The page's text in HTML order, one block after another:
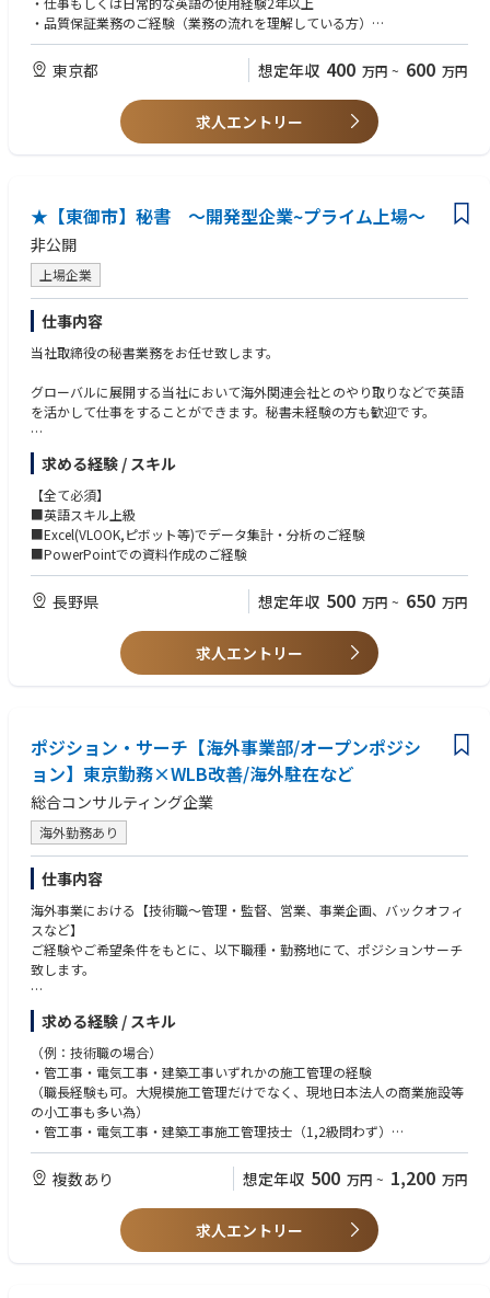
くことができます。
※海外メーカーとのWeb会議は朝または夜に実施することが多く、深夜ま
でかかることは基本的にありません。
も立ち上げ、事業拡大を進めております。
教育制度・研修
自社製品についてのE-Learning、テキスト教材あり
OJT中心
・品質保証業務のご経験（業務の流れを理解している方）
歓迎要件
・医療機器関連会社での品質保証業務の経験
・営利目的ではなく、優良な医療を届けるための医療機器ビジネスに関わ
・周りを巻き込んだコミュニケーションが得意な方
・チームや他部門と協力しながら目的を達成できる方
・ゴールに対して、最適解を一緒に考えていける方
東京都 想定年収 400 万円 ~ 600 万円
求人エントリー
★【東御市】秘書 ～開発型企業~プライム上場～
非公開
上場企業
仕事内容
当社取締役の秘書業務をお任せ致します。
グローバルに展開する当社において海外関連会社とのやり取りなどで英語
を活かして仕事をすることができます。秘書未経験の方も歓迎です。
<具体的な業務内容>
来客対応、スケジュール管理、文書・資料作成、部門間調整、英文通訳、
その他庶務。コーポレート部門（環境推進部署）における、社内調整なら
びに資料作成（PowerPointとExcel）をお任せします。
【中途採用者が活躍できる環境】社員の約半数は中途入社。そのため受け
め社員の働きやすさを追求しています。
求める経験 / スキル
【全て必須】
■英語スキル上級
■Excel(VLOOK,ピボット等)でデータ集計・分析のご経験
■PowerPointでの資料作成のご経験
長野県 想定年収 500 万円 ~ 650 万円
求人エントリー
ポジション・サーチ【海外事業部/オープンポジシ
ョン】東京勤務×WLB改善/海外駐在など
総合コンサルティング企業
海外勤務あり
仕事内容
海外事業における【技術職～管理・監督、営業、事業企画、バックオフィ
スなど】
ご経験やご希望条件をもとに、以下職種・勤務地にて、ポジションサーチ
致します。
■海外における建築・設備施工管理【カンボジア・ベトナム】
・主な業務：現地法人からの引き合いまたは受注した新築・改修案件に対
する施工管理（建築・設備・電気・一部植栽等含む）
・主な顧客：日本ゼネコン・ディベロッパー・商業施設運営会社
・主な現地法人：カンボジア及びベトナムの弊社現地法人
（弊社海外事業部の日本人社員が出向・常駐しています）
【海外事業部における営業・管理及び付随するサポート業務】
・主な仕事内容：設備工事・メンテナンスに関する営業：海外進出してい
る国内企業に対し現地担当者紹介依頼など
海外子会社の連結決算対応、海外子会社の管理業務改善指導／サポート
契約事務：契約書チェック及び和訳など
求める経験 / スキル
（例：技術職の場合）
・管工事・電気工事・建築工事いずれかの施工管理の経験
（職長経験も可。大規模施工管理だけでなく、現地日本法人の商業施設等
の小工事も多い為）
・管工事・電気工事・建築工事施工管理技士（1,2級問わず）
・海外経験又は日常会話以上の英語力
・海外事業への興味 など
※海外事業に興味のある方は、少しずつ経験を積んでいただくことが可能
※技術力：入社時の建築・設備面の技術知識について高い要求はいたしま
複数あり 想定年収 500 万円 ~ 1,200 万円
求人エントリー